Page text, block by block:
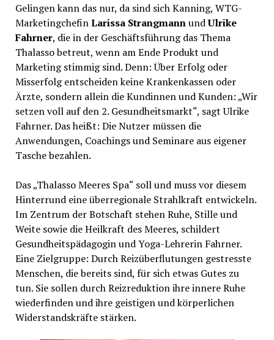
Gelingen kann das nur, da sind sich Kanning, WTG-
MarketingchefinLarissa StrangmannundUlrike
Fahrner, die in der Geschäftsführung das Thema
Thalasso betreut, wenn am Ende Produkt und
Marketing stimmig sind. Denn: Über Erfolg oder
Misserfolg entscheiden keine Krankenkassen oder
Ärzte, sondern allein die Kundinnen und Kunden: „Wir
setzen voll auf den 2. Gesundheitsmarkt“, sagt Ulrike
Fahrner. Das heißt: Die Nutzer müssen die
Anwendungen, Coachings und Seminare aus eigener
Tasche bezahlen.
Das „Thalasso Meeres Spa“ soll und muss vor diesem
Hinterrund eine überregionale Strahlkraft entwickeln.
Im Zentrum der Botschaft stehen Ruhe, Stille und
Weite sowie die Heilkraft des Meeres, schildert
Gesundheitspädagogin und Yoga-Lehrerin Fahrner.
Eine Zielgruppe: Durch Reizüberflutungen gestresste
Menschen, die bereits sind, für sich etwas Gutes zu
tun. Sie sollen durch Reizreduktion ihre innere Ruhe
wiederfinden und ihre geistigen und körperlichen
Widerstandskräfte stärken.